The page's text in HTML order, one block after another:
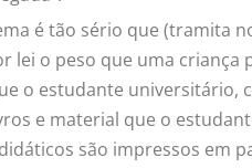
é tão sério que (tramita
lei o peso que uma criança
o estudante universitário,
e material que o
são impressos em